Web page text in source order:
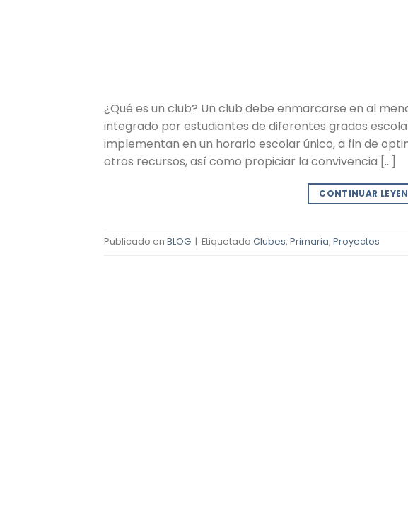
¿Qué es un club? Un club debe enmarcarse en al
integrado por estudiantes de diferentes grados
implementan en un horario escolar único, a fin de
otros recursos, así como propiciar la convivencia […]
CONTINUAR
Publicado en BLOG Etiquetado Clubes, Primaria, Proyectos